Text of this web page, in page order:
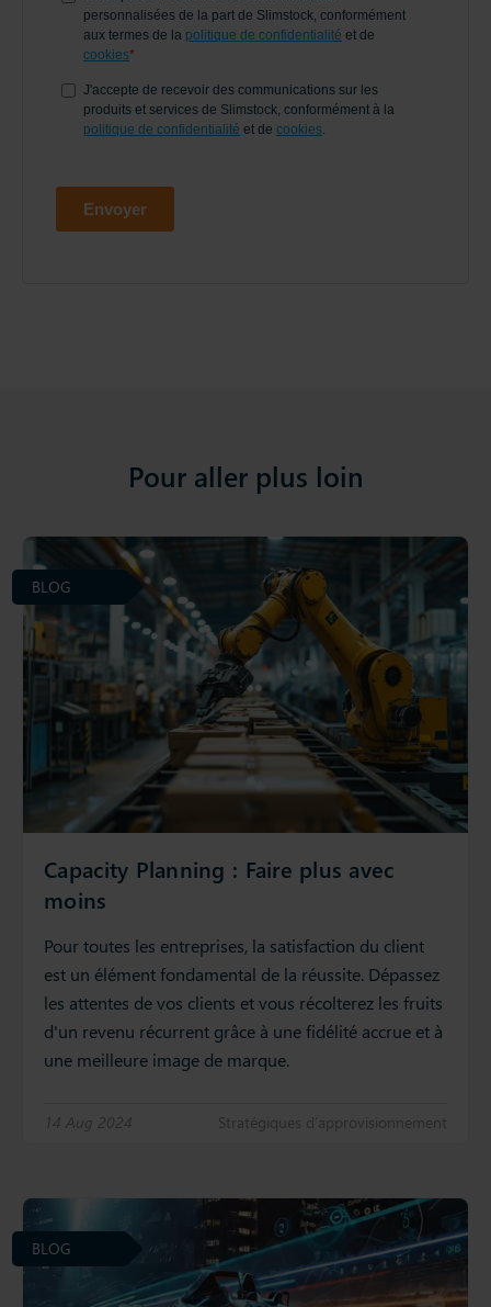
Pour aller plus loin
Capacity Planning : Faire plus avec
moins
Pour toutes les entreprises, la satisfaction du client
est un élément fondamental de la réussite. Dépassez
les attentes de vos clients et vous récolterez les fruits
d'un revenu récurrent grâce à une fidélité accrue et à
une meilleure image de marque.
14 Aug 2024 Stratégiques d’approvisionnement
BLOG
BLOG